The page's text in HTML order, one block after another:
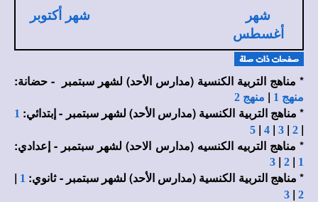
شهر
أغسطس
شهر أكتوبر
* مناهج التربية الكنسية (مدارس الأحد) لشهر سبتمبر - حضانة:
منهج 1 | منهج 2
* مناهج التربية الكنسية (مدارس الأحد) لشهرسبتمبر - إبتدائي: 1
|
2
|
3
|
4
|
5
* مناهج التربيه الكنسيه (مدارس الاحد) لشهر سبتمبر - إعدادي:
1
|
2
|
3
* مناهج التربية الكنسية (مدارس الأحد) لشهرسبتمبر- ثانوي: 1
|
2
|
3